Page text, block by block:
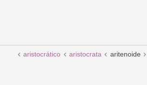
aristocrático aristocrata aritenoide